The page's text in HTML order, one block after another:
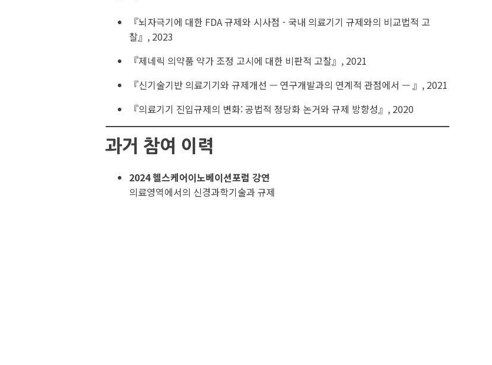
『뇌자극기에 대한 FDA 규제와 시사점 - 국내 의료기기 규제와의 비교법적 고
찰』, 2023
『제네릭 의약품 약가 조정 고시에 대한 비판적 고찰』, 2021
『신기술기반 의료기기와 규제개선 — 연구개발과의 연계적 관점에서 — 』, 2021
『의료기기 진입규제의 변화: 공법적 정당화 논거와 규제 방향성』, 2020
과거 참여 이력
2024 헬스케어이노베이션포럼 강연
의료영역에서의 신경과학기술과 규제